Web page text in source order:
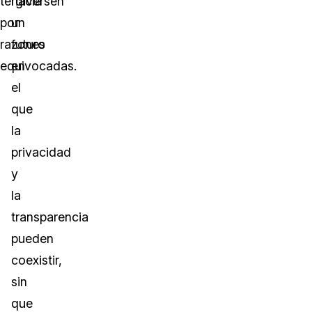
por
razones
equivocadas.
un
futuro
en
el
que
la
privacidad
y
la
transparencia
pueden
coexistir,
sin
que